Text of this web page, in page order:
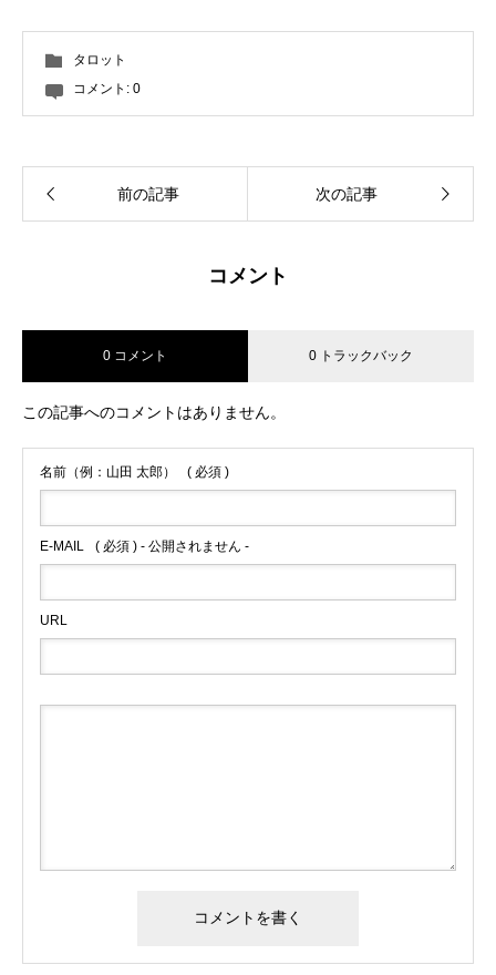
タロット
コメント: 0
前の記事 次の記事
コメント
0 コメント 0 トラックバック
この記事へのコメントはありません。
名前（例：山田 太郎） ( 必須 )
E-MAIL ( 必須 ) - 公開されません -
URL